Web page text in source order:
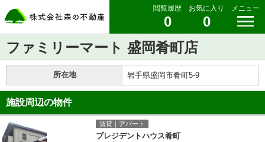
閲覧履歴
0
お気に入り
0
メニュー
ファミリーマート 盛岡肴町店
所在地 岩手県盛岡市肴町5-9
施設周辺の物件
賃貸｜アパート
プレジデントハウス肴町